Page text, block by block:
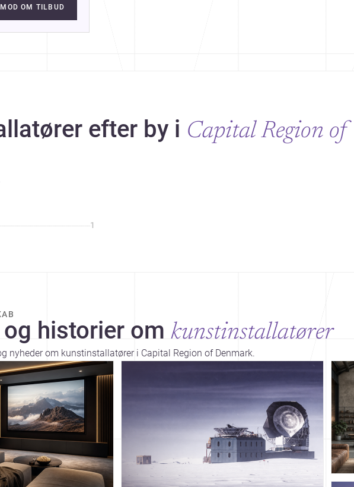
OM TILBUD
efter by i Capital Region of
1
og historier om kunstinstallatører
nyheder om kunstinstallatører i Capital Region of Denmark.